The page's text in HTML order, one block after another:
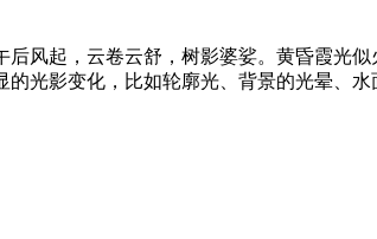
风起，云卷云舒，树影婆娑。黄昏霞光
光影变化，比如轮廓光、背景的光晕、